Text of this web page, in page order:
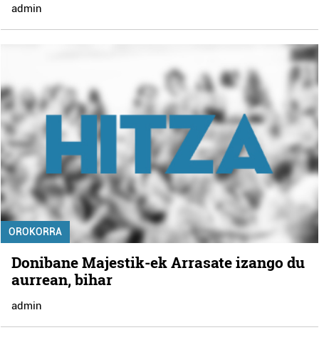
admin
OROKORRA
Donibane Majestik-ek Arrasate izango du
aurrean, bihar
admin